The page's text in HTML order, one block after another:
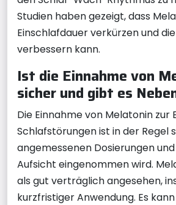
Studien haben gezeigt, dass
Einschlafdauer verkürzen und
verbessern kann.
Ist die Einnahme von
sicher und gibt es
Die Einnahme von Melatonin zur
Schlafstörungen ist in der Regel
angemessenen Dosierungen
Aufsicht eingenommen wird.
als gut verträglich angesehen,
kurzfristiger Anwendung. Es